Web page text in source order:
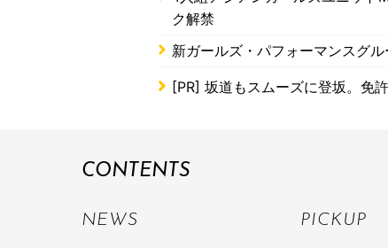
ク解禁
新ガールズ・パフォーマンスグ
[PR] 坂道もスムーズに登坂。免
CONTENTS
NEWS PICKUP